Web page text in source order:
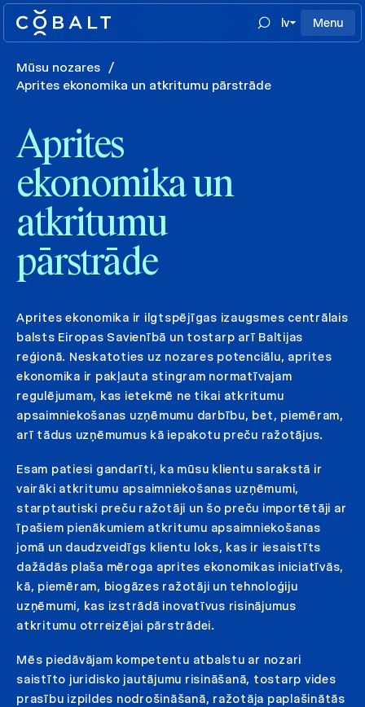
lv Menu
Mūsu nozares /
Aprites ekonomika un atkritumu pārstrāde
Aprites
ekonomika un
atkritumu
pārstrāde
Aprites ekonomika ir ilgtspējīgas izaugsmes centrālais
balsts Eiropas Savienībā un tostarp arī Baltijas
reģionā. Neskatoties uz nozares potenciālu, aprites
ekonomika ir pakļauta stingram normatīvajam
regulējumam, kas ietekmē ne tikai atkritumu
apsaimniekošanas uzņēmumu darbību, bet, piemēram,
arī tādus uzņēmumus kā iepakotu preču ražotājus.
Esam patiesi gandarīti, ka mūsu klientu sarakstā ir
vairāki atkritumu apsaimniekošanas uzņēmumi,
starptautiski preču ražotāji un šo preču importētāji ar
īpašiem pienākumiem atkritumu apsaimniekošanas
jomā un daudzveidīgs klientu loks, kas ir iesaistīts
dažādās plaša mēroga aprites ekonomikas iniciatīvās,
kā, piemēram, biogāzes ražotāji un tehnoloģiju
uzņēmumi, kas izstrādā inovatīvus risinājumus
atkritumu otrreizējai pārstrādei.
Mēs piedāvājam kompetentu atbalstu ar nozari
saistīto juridisko jautājumu risināšanā, tostarp vides
prasību izpildes nodrošināšanā, ražotāja paplašinātās